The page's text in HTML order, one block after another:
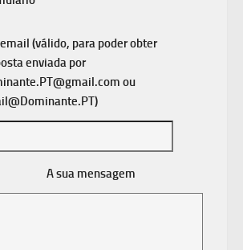
(válido, para poder obter
enviada por
ou
)
A sua mensagem